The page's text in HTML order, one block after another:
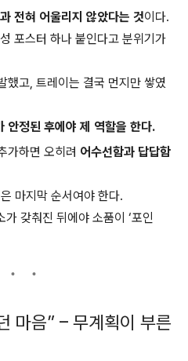
전혀 어울리지 않았다는 것이다.
포스터 하나 붙인다고 분위기가
했고, 트레이는 결국 먼지만 쌓였
안정된 후에야 제 역할을 한다.
가하면 오히려 어수선함과 답답함
마지막 순서여야 한다.
갖춰진 뒤에야 소품이 ‘포인
마음” – 무계획이 부른